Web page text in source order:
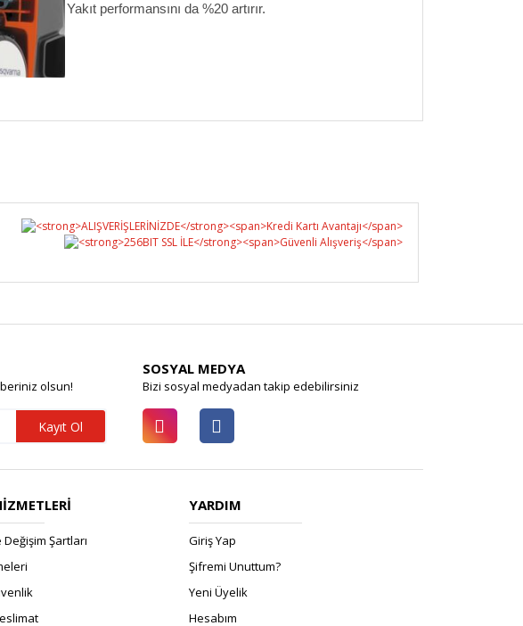
Yakıt performansını da %20 artırır.
olsun!
Kayıt Ol
SOSYAL MEDYA
Bizi sosyal medyadan takip edebilirsiniz
Şartları
YARDIM
Giriş Yap
Şifremi Unuttum?
Yeni Üyelik
Hesabım